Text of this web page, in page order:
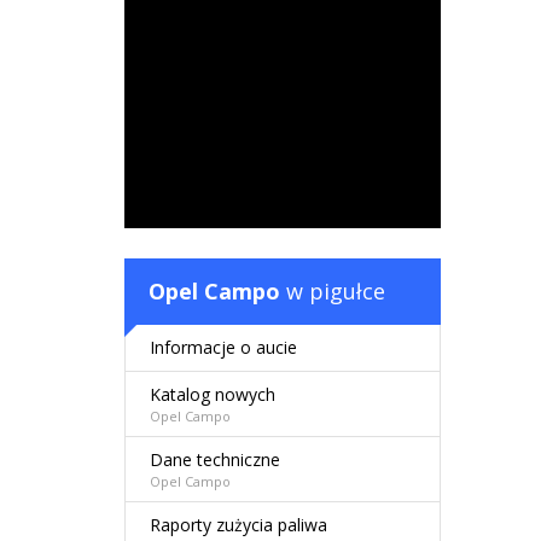
Opel Campo w pigułce
Informacje o aucie
Katalog nowych
Opel Campo
Dane techniczne
Opel Campo
Raporty zużycia paliwa